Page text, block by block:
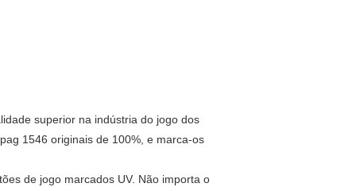
superior na indústria do jogo dos
1546 originais de 100%, e marca-os
de jogo marcados UV. Não importa o